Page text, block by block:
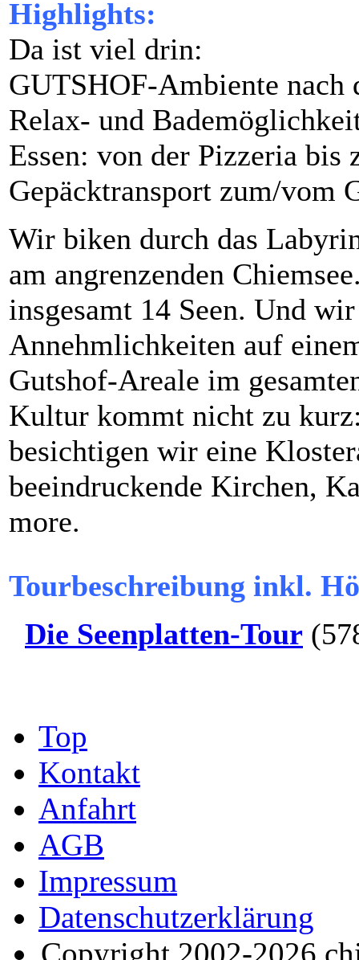
Highlights:
Da ist viel drin:
GUTSHOF-Ambiente nach
Relax- und
Essen: von der Pizzeria bis
Gepäcktransport zum/vom
Wir biken durch das
am angrenzenden
insgesamt 14 Seen. Und
Annehmlichkeiten auf
Gutshof-Areale im
Kultur kommt nicht zu
besichtigen wir eine
beeindruckende Kirchen,
more.
Tourbeschreibung inkl.
Die Seenplatten-Tour
Top
Kontakt
Anfahrt
AGB
Impressum
Datenschutzerklärung
Copyright 2002-2026